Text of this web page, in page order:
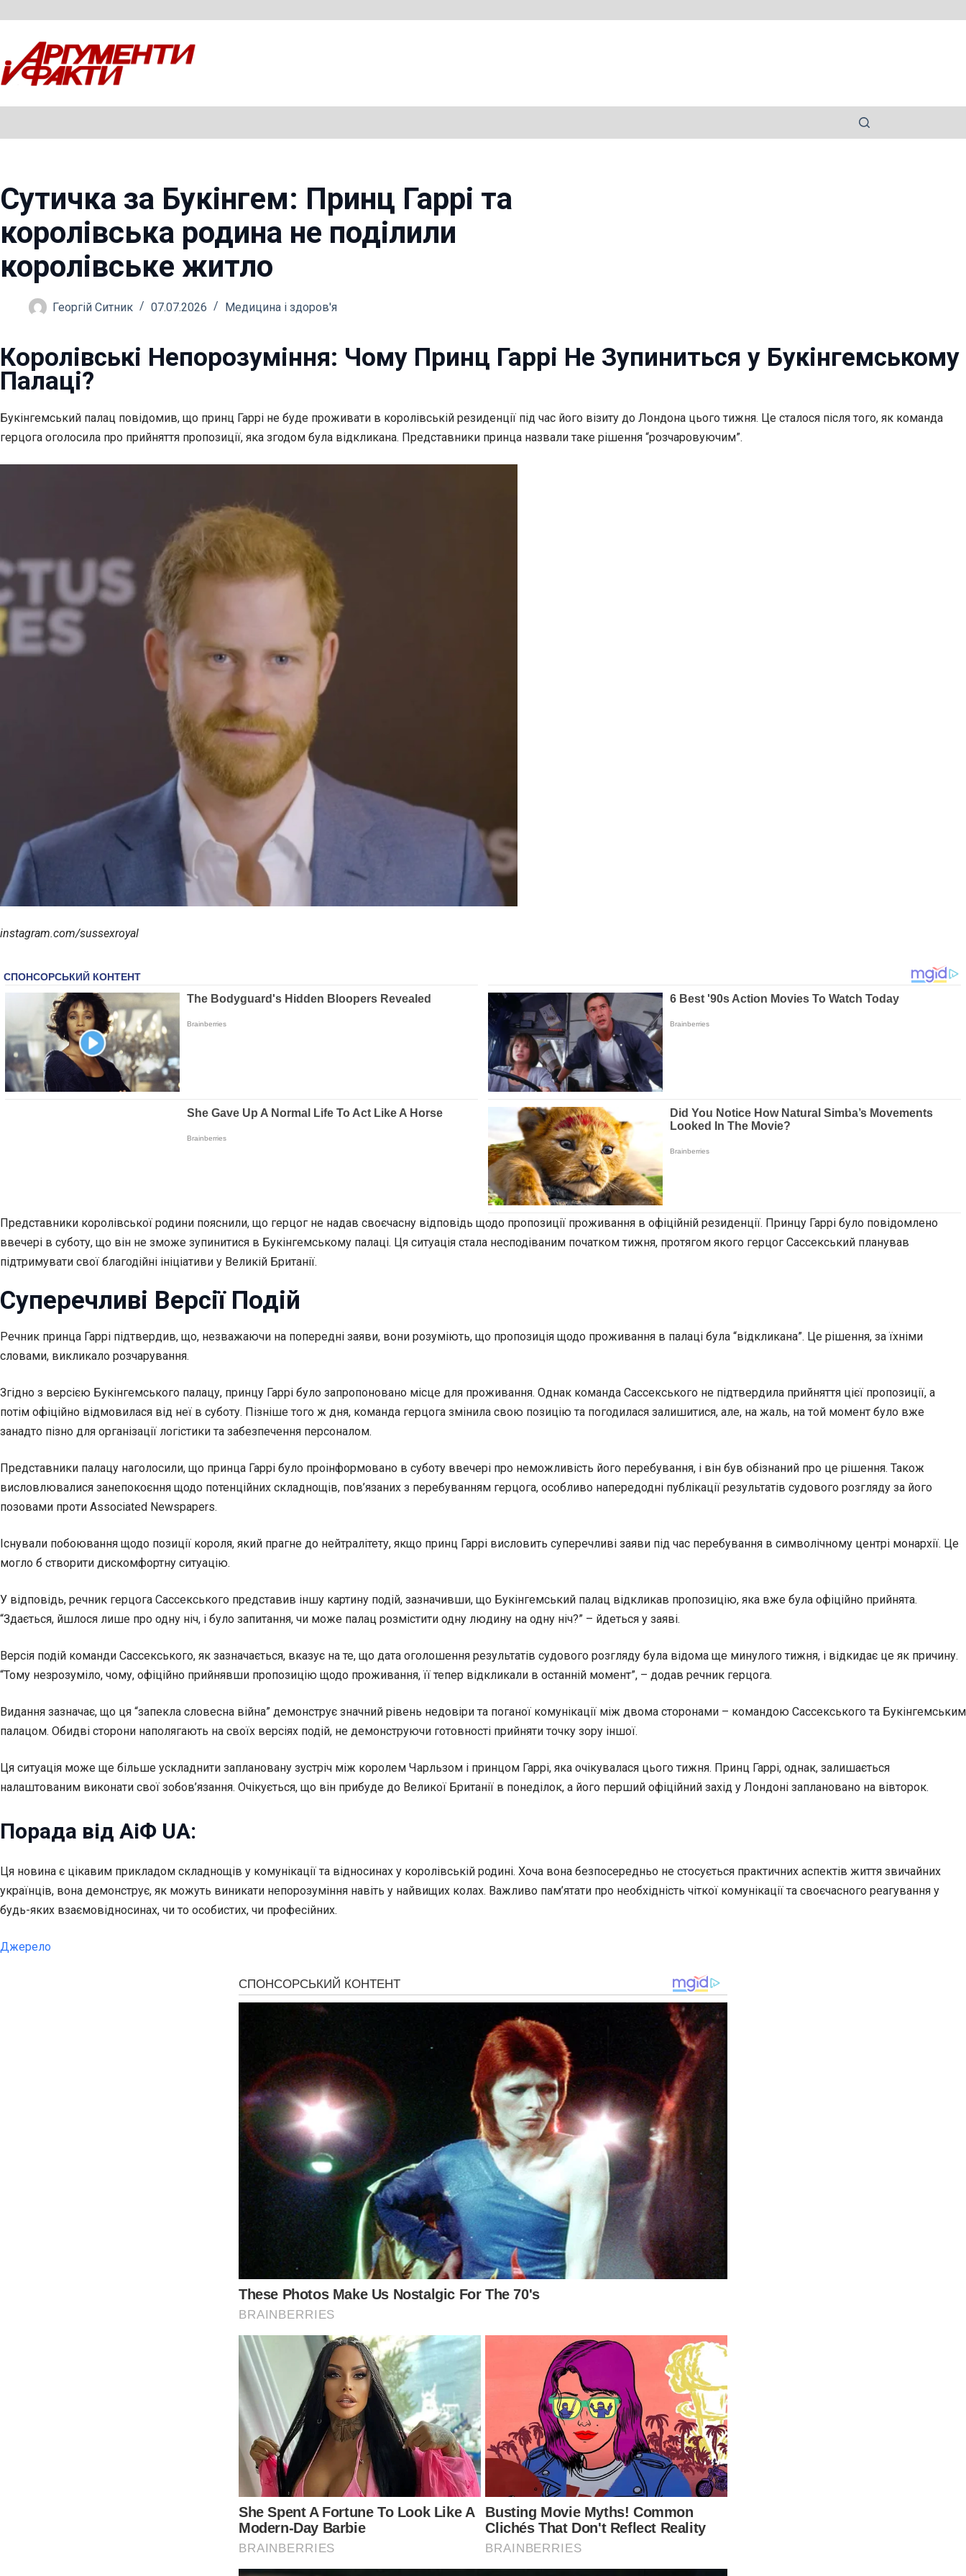
вмісту
Сутичка за Букінгем: Принц Гаррі та
королівська родина не поділили
королівське житло
Георгій Ситник 07.07.2026 Медицина і здоров'я
Королівські Непорозуміння: Чому Принц Гаррі Не Зупиниться у Букінгемському
Палаці?
Букінгемський палац повідомив, що принц Гаррі не буде проживати в королівській резиденції під час його візиту до Лондона цього тижня. Це сталося після того, як команда
герцога оголосила про прийняття пропозиції, яка згодом була відкликана. Представники принца назвали таке рішення “розчаровуючим”.
instagram.com/sussexroyal
Представники королівської родини пояснили, що герцог не надав своєчасну відповідь щодо пропозиції проживання в офіційній резиденції. Принцу Гаррі було повідомлено
ввечері в суботу, що він не зможе зупинитися в Букінгемському палаці. Ця ситуація стала несподіваним початком тижня, протягом якого герцог Сассекський планував
підтримувати свої благодійні ініціативи у Великій Британії.
Суперечливі Версії Подій
Речник принца Гаррі підтвердив, що, незважаючи на попередні заяви, вони розуміють, що пропозиція щодо проживання в палаці була “відкликана”. Це рішення, за їхніми
словами, викликало розчарування.
Згідно з версією Букінгемського палацу, принцу Гаррі було запропоновано місце для проживання. Однак команда Сассекського не підтвердила прийняття цієї пропозиції, а
потім офіційно відмовилася від неї в суботу. Пізніше того ж дня, команда герцога змінила свою позицію та погодилася залишитися, але, на жаль, на той момент було вже
занадто пізно для організації логістики та забезпечення персоналом.
Представники палацу наголосили, що принца Гаррі було проінформовано в суботу ввечері про неможливість його перебування, і він був обізнаний про це рішення. Також
висловлювалися занепокоєння щодо потенційних складнощів, пов’язаних з перебуванням герцога, особливо напередодні публікації результатів судового розгляду за його
позовами проти Associated Newspapers.
Існували побоювання щодо позиції короля, який прагне до нейтралітету, якщо принц Гаррі висловить суперечливі заяви під час перебування в символічному центрі монархії. Це
могло б створити дискомфортну ситуацію.
У відповідь, речник герцога Сассекського представив іншу картину подій, зазначивши, що Букінгемський палац відкликав пропозицію, яка вже була офіційно прийнята.
“Здається, йшлося лише про одну ніч, і було запитання, чи може палац розмістити одну людину на одну ніч?” – йдеться у заяві.
Версія подій команди Сассекського, як зазначається, вказує на те, що дата оголошення результатів судового розгляду була відома ще минулого тижня, і відкидає це як причину.
“Тому незрозуміло, чому, офіційно прийнявши пропозицію щодо проживання, її тепер відкликали в останній момент”, – додав речник герцога.
Видання зазначає, що ця “запекла словесна війна” демонструє значний рівень недовіри та поганої комунікації між двома сторонами – командою Сассекського та Букінгемським
палацом. Обидві сторони наполягають на своїх версіях подій, не демонструючи готовності прийняти точку зору іншої.
Ця ситуація може ще більше ускладнити заплановану зустріч між королем Чарльзом і принцом Гаррі, яка очікувалася цього тижня. Принц Гаррі, однак, залишається
налаштованим виконати свої зобов’язання. Очікується, що він прибуде до Великої Британії в понеділок, а його перший офіційний захід у Лондоні заплановано на вівторок.
Порада від АіФ UA:
Ця новина є цікавим прикладом складнощів у комунікації та відносинах у королівській родині. Хоча вона безпосередньо не стосується практичних аспектів життя звичайних
українців, вона демонструє, як можуть виникати непорозуміння навіть у найвищих колах. Важливо пам’ятати про необхідність чіткої комунікації та своєчасного реагування у
будь-яких взаємовідносинах, чи то особистих, чи професійних.
Джерело